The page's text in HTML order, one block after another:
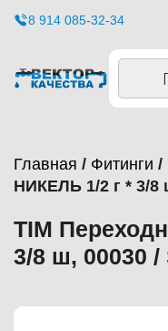
8 914 085-32-34
Поиск
Главная / Фитинги /
НИКЕЛЬ 1/2 г * 3/8
TIM
3/8 ш, 00030 /